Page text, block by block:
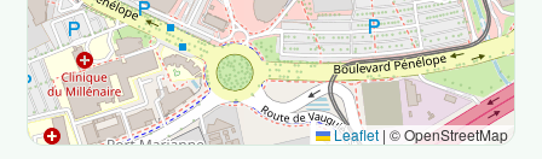
Leaflet | © OpenStreetMap